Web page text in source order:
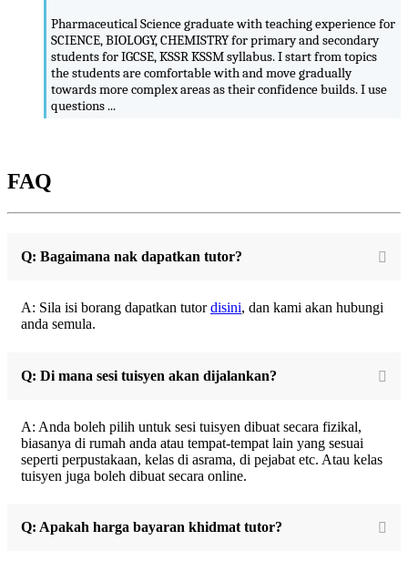
Pharmaceutical Science graduate with teaching experience for
SCIENCE, BIOLOGY, CHEMISTRY for primary and secondary
students for IGCSE, KSSR KSSM syllabus. I start from topics
the students are comfortable with and move gradually
towards more complex areas as their confidence builds. I use
questions ...
FAQ
Q: Bagaimana nak dapatkan tutor?
A: Sila isi borang dapatkan tutordisini, dan kami akan hubungi
anda semula.
Q: Di mana sesi tuisyen akan dijalankan?
A: Anda boleh pilih untuk sesi tuisyen dibuat secara fizikal,
biasanya di rumah anda atau tempat-tempat lain yang sesuai
seperti perpustakaan, kelas di asrama, di pejabat etc. Atau kelas
tuisyen juga boleh dibuat secara online.
Q: Apakah harga bayaran khidmat tutor?